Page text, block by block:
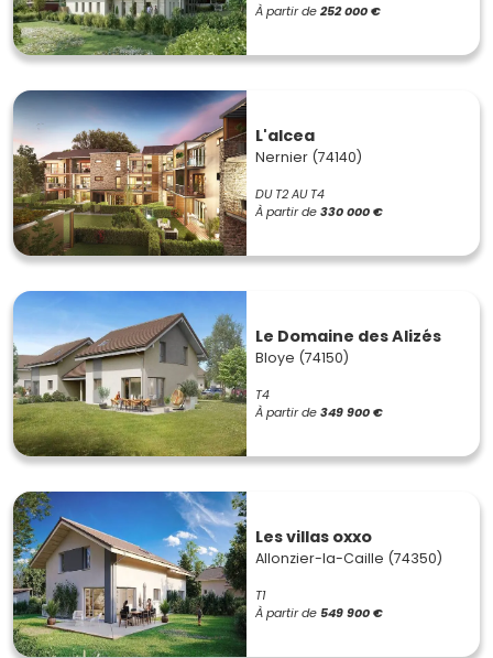
À partir de252 000 €
L'alcea
Nernier (74140)
DU T2 AU T4
À partir de330 000 €
Le Domaine des Alizés
Bloye (74150)
T4
À partir de349 900 €
Les villas oxxo
Allonzier-la-Caille (74350)
T1
À partir de549 900 €